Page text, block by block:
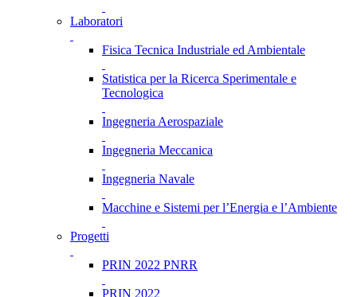
Laboratori
Fisica Tecnica Industriale ed Ambientale
Statistica per la Ricerca Sperimentale e
Tecnologica
Ingegneria Aerospaziale
Ingegneria Meccanica
Ingegneria Navale
Macchine e Sistemi per l’Energia e l’Ambiente
Progetti
PRIN 2022 PNRR
PRIN 2022